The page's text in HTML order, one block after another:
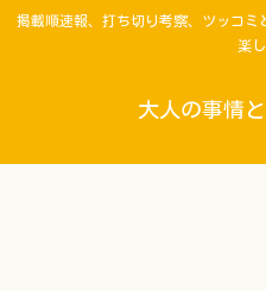
掲載順速報、打ち切り考察、ツッコ
楽
大人の事情